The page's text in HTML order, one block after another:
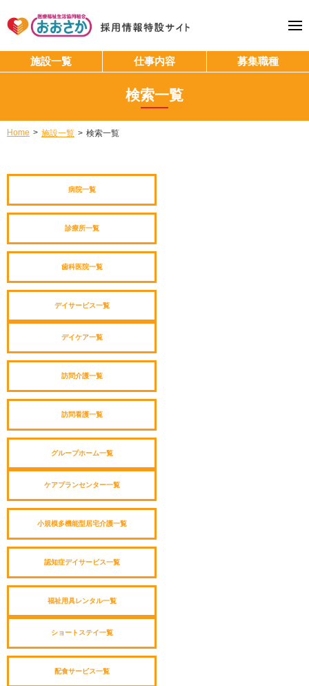
施設一覧 仕事内容 募集職種
検索一覧
Home 施設一覧 検索一覧
病院一覧
診療所一覧
歯科医院一覧
デイサービス一覧
デイケア一覧
訪問介護一覧
訪問看護一覧
グループホーム一覧
ケアプランセンター一覧
小規模多機能型居宅介護一覧
認知症デイサービス一覧
福祉用具レンタル一覧
ショートステイ一覧
配食サービス一覧